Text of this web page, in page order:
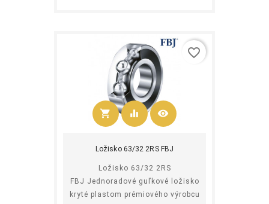
shopping_cart
Kúpiť
equalizer visibility
Ložisko 63/32 2RS FBJ
Ložisko 63/32 2RS
FBJ Jednoradové guľkové ložisko
kryté plastom prémiového výrobcu
favorite_border